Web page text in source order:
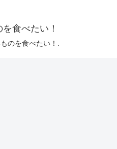
食べたい！
のを食べたい！.